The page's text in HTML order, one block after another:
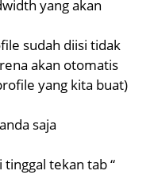
yang akan
sudah diisi tidak
akan otomatis
yang kita buat)
saja
tinggal tekan tab “